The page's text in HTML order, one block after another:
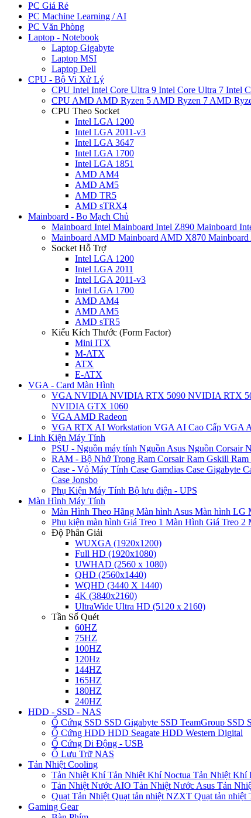
PC Giá Rẻ
PC Machine Learning / AI
PC Văn Phòng
Laptop - Notebook
Laptop Gigabyte
Laptop MSI
Laptop Dell
CPU - Bộ Vi Xử Lý
CPU Intel Intel Core Ultra 9 Intel Core Ultra 7 Intel
CPU AMD AMD Ryzen 5 AMD Ryzen 7 AMD
CPU Theo Socket
Intel LGA 1200
Intel LGA 2011-v3
Intel LGA 3647
Intel LGA 1700
Intel LGA 1851
AMD AM4
AMD AM5
AMD TR5
AMD sTRX4
Mainboard - Bo Mạch Chủ
Mainboard Intel Mainboard Intel Z890 Mainboard
Mainboard AMD Mainboard AMD X870
Socket Hỗ Trợ
Intel LGA 1200
Intel LGA 2011
Intel LGA 2011-v3
Intel LGA 1700
AMD AM4
AMD AM5
AMD sTR5
Kiểu Kích Thước (Form Factor)
Mini ITX
M-ATX
ATX
E-ATX
VGA - Card Màn Hình
VGA NVIDIA NVIDIA RTX 5090 NVIDIA RTX
NVIDIA GTX 1060
VGA AMD Radeon
VGA RTX AI Workstation VGA AI Cao Cấp VGA
Linh Kiện Máy Tính
PSU - Nguồn máy tính Nguồn Asus Nguồn Corsair
RAM - Bộ Nhớ Trong Ram CorsairRam Gskill Ram
Case - Vỏ Máy Tính Case Gamdias Case Gigabyte
Case Jonsbo
Phụ Kiện Máy Tính Bộ lưu điện - UPS
Màn Hình Máy Tính
Màn Hình Theo Hãng Màn hình Asus Màn hình LG
Phụ kiện màn hình Giá Treo 1 Màn Hình Giá Treo 2
Độ Phân Giải
WUXGA (1920x1200)
Full HD (1920x1080)
UWHAD (2560 x 1080)
QHD (2560x1440)
WQHD (3440 X 1440)
4K (3840x2160)
UltraWide Ultra HD (5120 x 2160)
Tần Số Quét
60HZ
75HZ
100HZ
120Hz
144HZ
165HZ
180HZ
240HZ
HDD - SSD - NAS
Ổ Cứng SSD SSD Gigabyte SSD TeamGroup SSD
Ổ Cứng HDD HDD Seagate HDD Western Digital
Ổ Cứng Di Động - USB
Ổ Lưu Trữ NAS
Tản Nhiệt Cooling
Tản Nhiệt KhíTản Nhiệt Khí Noctua Tản Nhiệt Khí
Tản Nhiệt Nước AIO Tản Nhiệt Nước Asus Tản
Quạt Tản Nhiệt Quạt tản nhiệt NZXT Quạt tản nhiệt
Gaming Gear